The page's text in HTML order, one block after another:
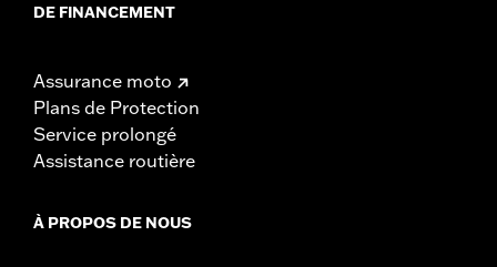
DE FINANCEMENT
Assurance moto
Plans de Protection
Service prolongé
Assistance routière
À PROPOS DE NOUS